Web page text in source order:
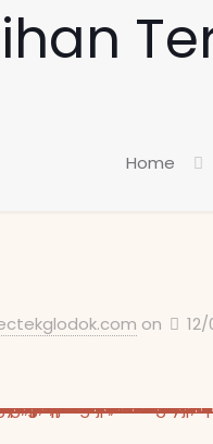
Home
on